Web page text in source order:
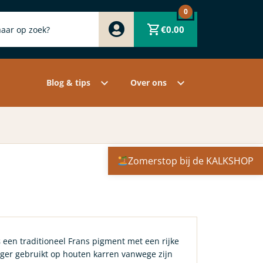
€0.00
0
Zwart
Grijs
Overige pigmenten
Blog & tips Over ons
Contact
een traditioneel Frans pigment met een rijke
gebruikt op houten karren vanwege zijn
Zomerstop bij de KALKSHOP